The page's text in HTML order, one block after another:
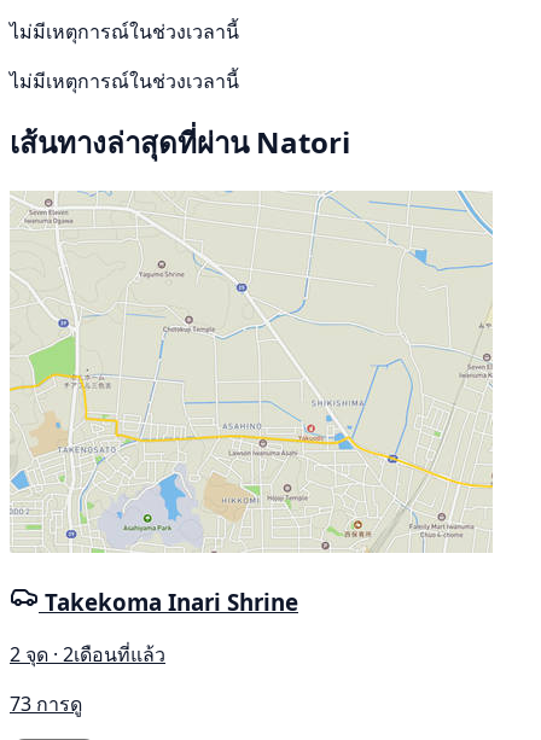
ไม่มีเหตุการณ์ในช่วงเวลานี้
ไม่มีเหตุการณ์ในช่วงเวลานี้
เส้นทางล่าสุดที่ผ่าน Natori
Takekoma Inari Shrine
2 จุด · 2เดือนที่แล้ว
73 การดู